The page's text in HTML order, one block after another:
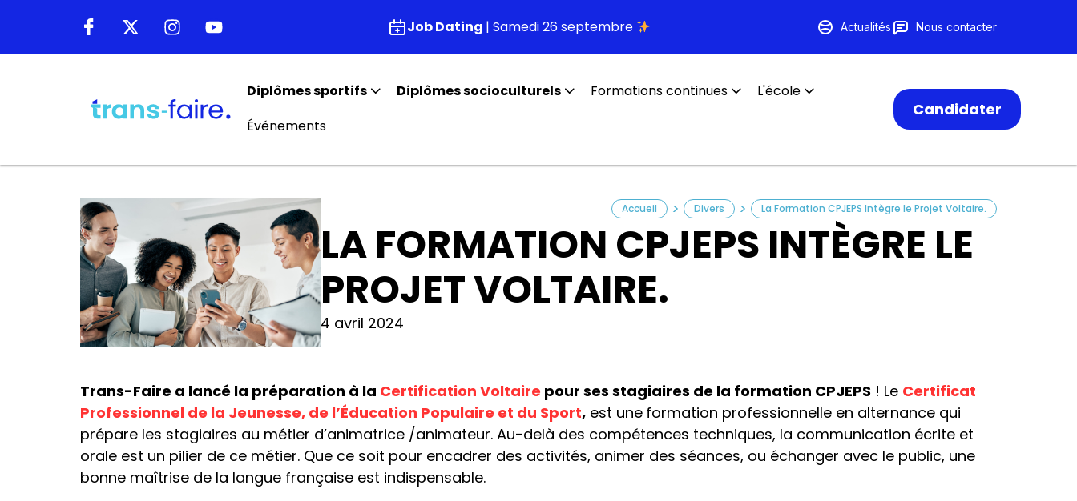
Job Dating | Samedi 26 septembre Actualités Nous contacter
Diplômes sportifs Diplômes socioculturels Formations continues
L'école
Événements
Candidater
Accueil > Divers > La Formation CPJEPS Intègre le Projet Voltaire.
LA FORMATION CPJEPS INTÈGRE LE
PROJET VOLTAIRE.
4 avril 2024
Trans-Faire a lancé la préparation à la Certification Voltaire pour ses stagiaires de la formation CPJEPS ! Le Certificat
Professionnel de la Jeunesse, de l’Éducation Populaire et du Sport, est une formation professionnelle en alternance qui
prépare les stagiaires au métier d’animatrice /animateur. Au-delà des compétences techniques, la communication écrite et
orale est un pilier de ce métier. Que ce soit pour encadrer des activités, animer des séances, ou échanger avec le public, une
bonne maîtrise de la langue française est indispensable.